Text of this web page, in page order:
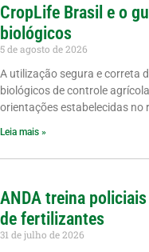
CropLife Brasil e o
biológicos
5 de agosto de 2026
A utilização segura e correta
biológicos de controle
orientações estabelecidas no
Leia mais »
ANDA treina
de fertilizantes
31 de julho de 2026